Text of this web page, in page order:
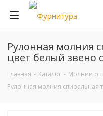
Рулонная молния
цвет белый звено
Главная - Каталог - Молнии
Рулонная молния спиральная